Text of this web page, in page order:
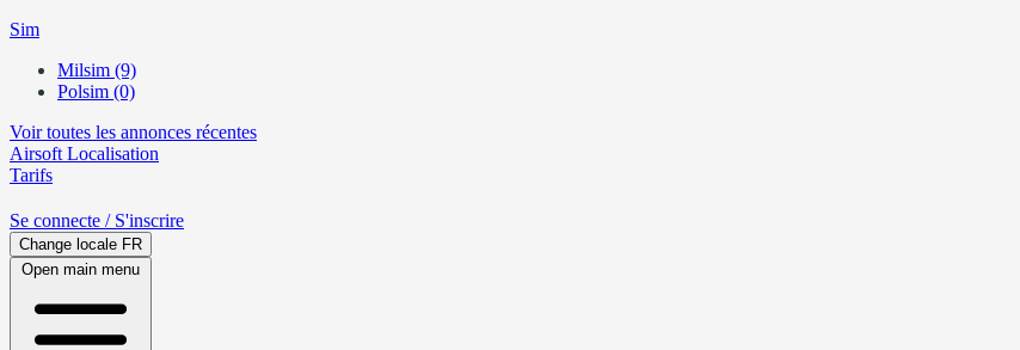
Sim
Milsim (9)
Polsim (0)
Voir toutes les annonces récentes
Airsoft Localisation
Tarifs
Se connecte / S'inscrire
Change locale FR
Open main menu